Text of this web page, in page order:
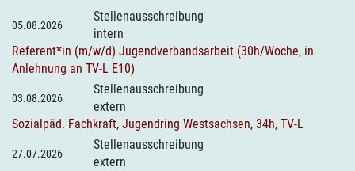
05.08.2026
Stellenausschreibung
intern
Referent*in (m/w/d) Jugendverbandsarbeit (30h/Woche, in
Anlehnung an TV-L E10)
03.08.2026
Stellenausschreibung
extern
Sozialpäd. Fachkraft, Jugendring Westsachsen, 34h, TV-L
27.07.2026
Stellenausschreibung
extern